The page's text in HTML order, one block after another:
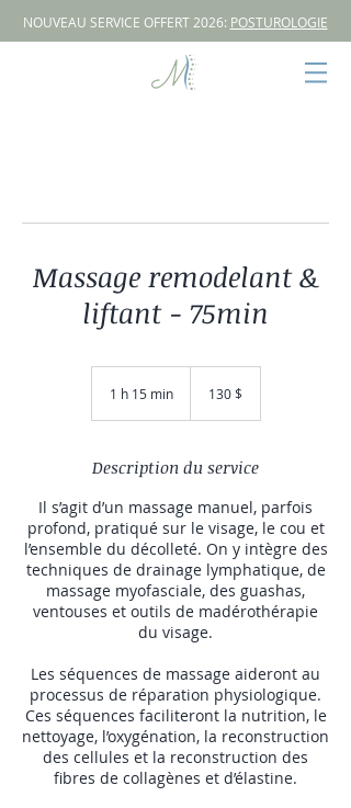
NOUVEAU SERVICE OFFERT 2026: POSTUROLOGIE
Massage remodelant &
liftant - 75min
1 h 15 min1
i
130 $
Description du service
Il s’agit d’un massage manuel, parfois
profond, pratiqué sur le visage, le cou et
l’ensemble du décolleté. On y intègre des
techniques de drainage lymphatique, de
massage myofasciale, des guashas,
ventouses et outils de madérothérapie
du visage.
Les séquences de massage aideront au
processus de réparation physiologique.
Ces séquences faciliteront la nutrition, le
nettoyage, l’oxygénation, la reconstruction
des cellules et la reconstruction des
fibres de collagènes et d’élastine.